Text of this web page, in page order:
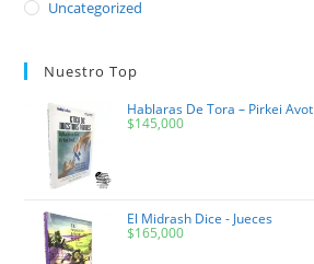
Uncategorized
Nuestro Top
Hablaras De Tora – Pirkei Avot
$145,000
El Midrash Dice - Jueces
$165,000